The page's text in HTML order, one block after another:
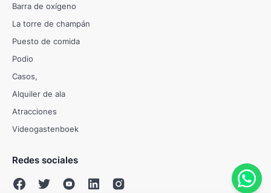
Barra de oxígeno
La torre de champán
Puesto de comida
Podio
Casos
Alquiler de ala
Atracciones
Videogastenboek
Redes sociales